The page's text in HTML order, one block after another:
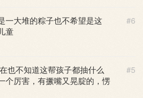
#6
一大堆的粽子也不希望是这
童
#5
也不知道这帮孩子都抽什么
个厉害，有撅嘴又晃腚的，愣